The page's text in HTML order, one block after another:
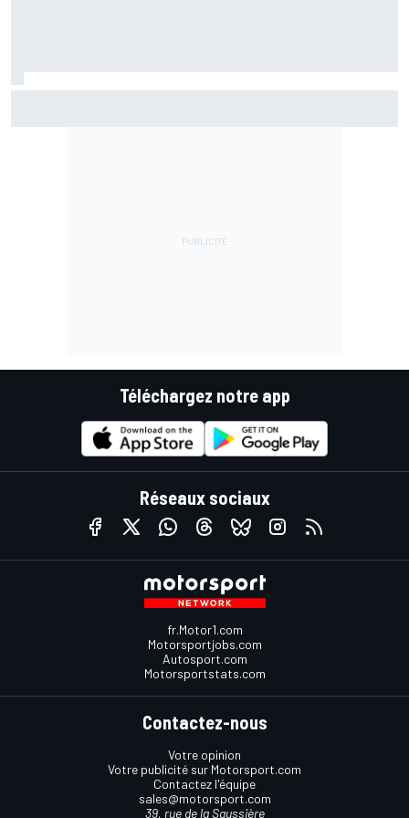
Téléchargez notre app
Réseaux sociaux
fr.Motor1.com
Motorsportjobs.com
Autosport.com
Motorsportstats.com
Contactez-nous
Votre opinion
Votre publicité sur Motorsport.com
Contactez l'équipe
sales@motorsport.com
39, rue de la Saussière